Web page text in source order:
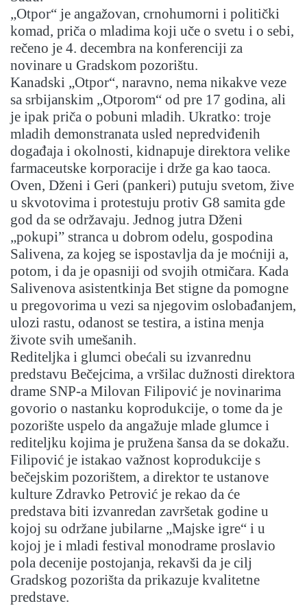
„Otpor“ je angažovan, crnohumorni i politički
komad, priča o mladima koji uče o svetu i o sebi,
rečeno je 4. decembra na konferenciji za
novinare u Gradskom pozorištu.
Kanadski „Otpor“, naravno, nema nikakve veze
sa srbijanskim „Otporom“ od pre 17 godina, ali
je ipak priča o pobuni mladih. Ukratko: troje
mladih demonstranata usled nepredviđenih
događaja i okolnosti, kidnapuje direktora velike
farmaceutske korporacije i drže ga kao taoca.
Oven, Dženi i Geri (pankeri) putuju svetom, žive
u skvotovima i protestuju protiv G8 samita gde
god da se održavaju. Jednog jutra Dženi
„pokupi” stranca u dobrom odelu, gospodina
Salivena, za kojeg se ispostavlja da je moćniji a,
potom, i da je opasniji od svojih otmičara. Kada
Salivenova asistentkinja Bet stigne da pomogne
u pregovorima u vezi sa njegovim oslobađanjem,
ulozi rastu, odanost se testira, a istina menja
živote svih umešanih.
Rediteljka i glumci obećali su izvanrednu
predstavu Bečejcima, a vršilac dužnosti direktora
drame SNP-a Milovan Filipović je novinarima
govorio o nastanku koprodukcije, o tome da je
pozorište uspelo da angažuje mlade glumce i
rediteljku kojima je pružena šansa da se dokažu.
Filipović je istakao važnost koprodukcije s
bečejskim pozorištem, a direktor te ustanove
kulture Zdravko Petrović je rekao da će
predstava biti izvanredan završetak godine u
kojoj su održane jubilarne „Majske igre“ i u
kojoj je i mladi festival monodrame proslavio
pola decenije postojanja, rekavši da je cilj
Gradskog pozorišta da prikazuje kvalitetne
predstave.